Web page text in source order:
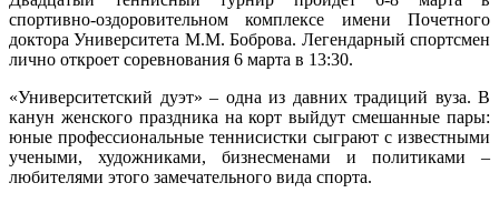
спортивно-оздоровительном комплексе имени Почетного
доктора Университета М.М. Боброва. Легендарный спортсмен
лично откроет соревнования 6 марта в 13:30.
«Университетский дуэт» – одна из давних традиций вуза. В
канун женского праздника на корт выйдут смешанные пары:
юные профессиональные теннисистки сыграют с известными
учеными, художниками, бизнесменами и политиками –
любителями этого замечательного вида спорта.